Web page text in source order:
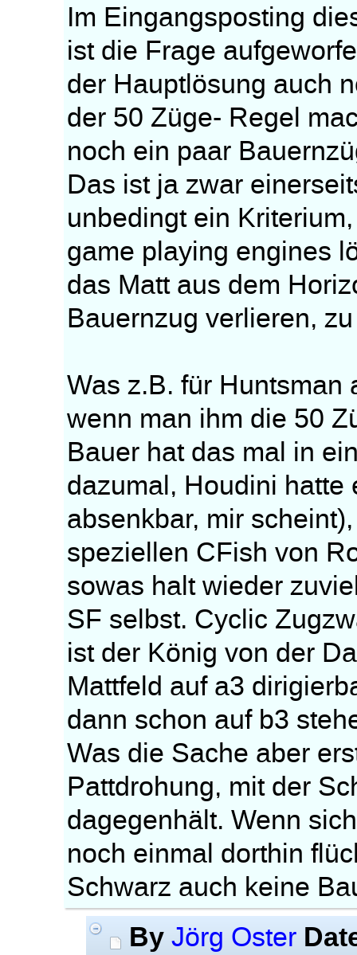
Im Eingangsposting
ist die Frage
der Hauptlösung auch
der 50 Züge- Regel
noch ein paar
Das ist ja zwar
unbedingt ein
game playing engines
das Matt aus dem
Bauernzug verlieren,
Was z.B. für Huntsman
wenn man ihm die 50
Bauer hat das mal in
dazumal, Houdini hatte
absenkbar, mir
speziellen CFish von
sowas halt wieder
SF selbst. Cyclic
ist der König von der
Mattfeld auf a3
dann schon auf b3
Was die Sache aber
Pattdrohung, mit der
dagegenhält. Wenn
noch einmal dorthin
Schwarz auch keine
By Jörg Oster